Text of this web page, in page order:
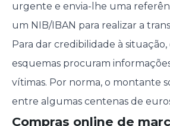
urgente e envia-lhe uma
um NIB/IBAN para realizar a
Para dar credibilidade à
esquemas procuram
vítimas. Por norma, o montante
entre algumas centenas de
Compras online de